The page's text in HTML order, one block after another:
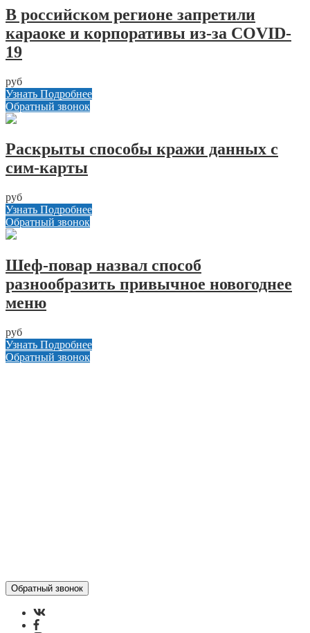
В российском регионе запретили
караоке и корпоративы из-за COVID-
19
руб
Узнать Подробнее
Обратный звонок
Раскрыты способы кражи данных с
сим-карты
руб
Узнать Подробнее
Обратный звонок
Шеф-повар назвал способ
разнообразить привычное новогоднее
меню
руб
Узнать Подробнее
Обратный звонок